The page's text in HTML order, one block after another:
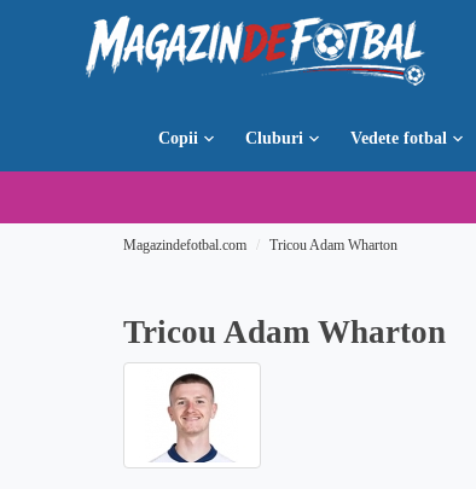
Copii Cluburi Vedete fotbal
Magazindefotbal.com Tricou Adam Wharton
Tricou Adam Wharton